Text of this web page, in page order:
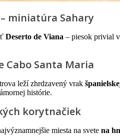
miniatúra Sahary
Deserto de Viana – piesok privial
Cabo Santa Maria
leží zhrdzavený vrak
histórie.
korytnačiek
miesta na svete na